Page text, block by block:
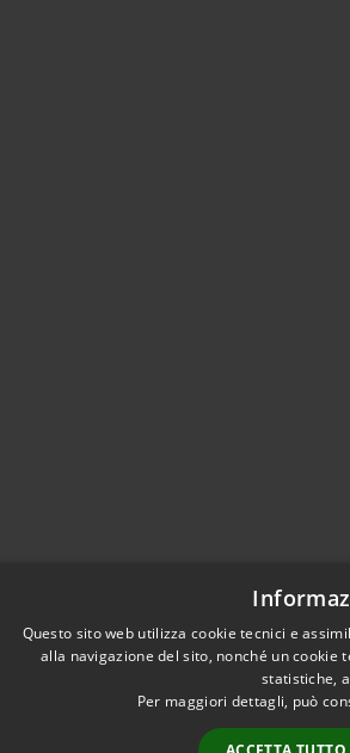
Questo sito web utilizza cookie tecnici e
alla navigazione del sito, nonché un
statistiche,
Per maggiori dettagli, può